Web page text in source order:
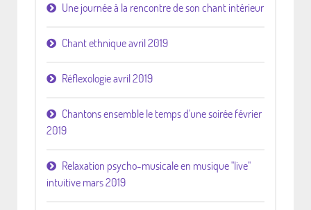
Une journée à la rencontre de son chant intérieur
Chant ethnique avril 2019
Réflexologie avril 2019
Chantons ensemble le temps d'une soirée février
2019
Relaxation psycho-musicale en musique "live"
intuitive mars 2019